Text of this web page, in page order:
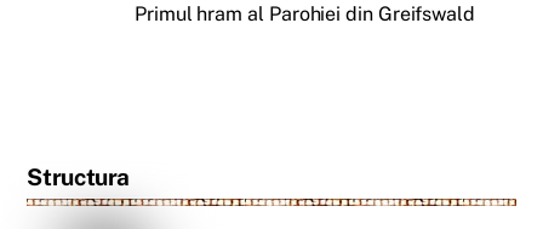
Primul hram al Parohiei din Greifswald
Structura